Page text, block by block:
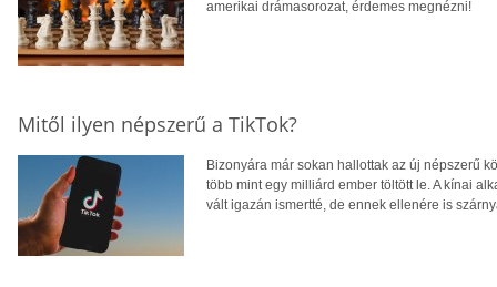
amerikai drámasorozat, érdemes megnézni!
Mitől ilyen népszerű a TikTok?
Bizonyára már sokan hallottak az új népszerű
több mint egy milliárd ember töltött le. A kínai
vált igazán ismertté, de ennek ellenére is